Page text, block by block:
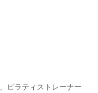
ピラティストレーナー